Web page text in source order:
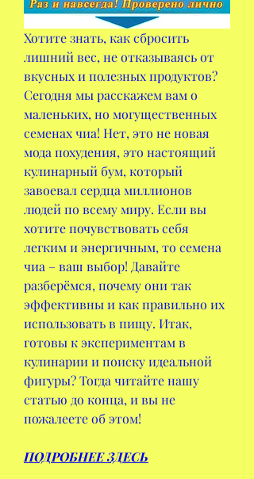
Хотите знать, как сбросить
лишний вес, не отказываясь от
вкусных и полезных продуктов?
Сегодня мы расскажем вам о
маленьких, но могущественных
семенах чиа! Нет, это не новая
мода похудения, это настоящий
кулинарный бум, который
завоевал сердца миллионов
людей по всему миру. Если вы
хотите почувствовать себя
легким и энергичным, то семена
чиа – ваш выбор! Давайте
разберёмся, почему они так
эффективны и как правильно их
использовать в пищу. Итак,
готовы к экспериментам в
кулинарии и поиску идеальной
фигуры? Тогда читайте нашу
статью до конца, и вы не
пожалеете об этом!
ПОДРОБНЕЕ ЗДЕСЬ